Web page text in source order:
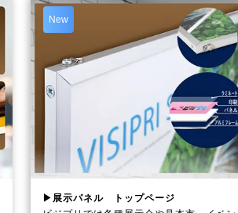
New
▶展示パネル トップページ